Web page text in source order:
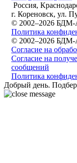
Россия,
г. Кореновск, ул.
© 2002–2026
Политика
© 2002–2026
Согласие на
Согласие на
сообщений
Политика
Добрый день.